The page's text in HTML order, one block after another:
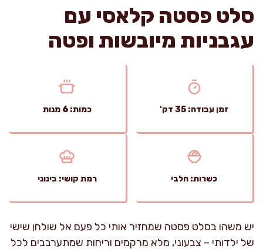
סלט פסטה קלאסי עם
עגבניות מיובשות ופטה
זמן עבודה: 35 דק' כמות: 6 מנות
כשרות: חלבי רמת קושי: בינוני
יש משהו בסלט פסטה שמחזיר אותי כל פעם אל שולחן שישי
של ילדותי – צבעוני, מלא מרקמים וריחות שמתערבבים לכל